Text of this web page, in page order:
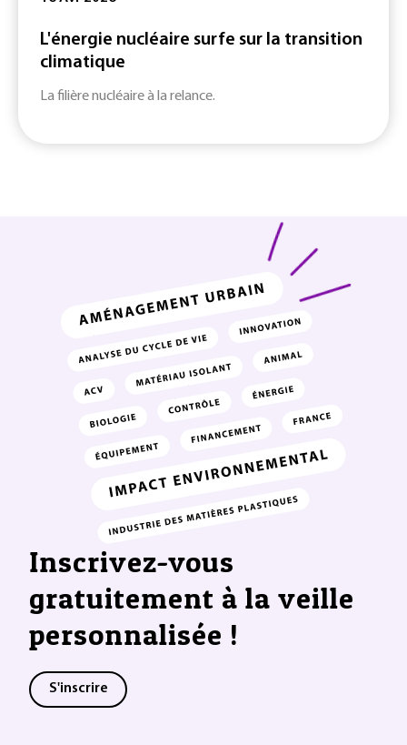
L'énergie nucléaire surfe sur la transition
climatique
La filière nucléaire à la relance.
Inscrivez-vous
gratuitement à la veille
personnalisée !
S'inscrire